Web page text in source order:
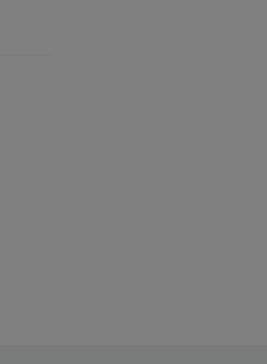
的声音，我鸡皮疙瘩都掉一地
”
的，我那些花花肠子哪里能瞒得